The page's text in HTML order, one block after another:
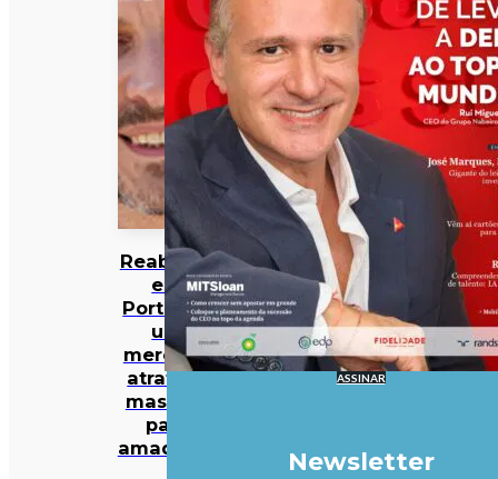
Reabilitar
em
Portugal:
um
mercado
atrativo,
mas não
para
amadores
ASSINAR
Newsletter